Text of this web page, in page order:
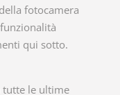
fotocamera
qui sotto.
tutte le ultime